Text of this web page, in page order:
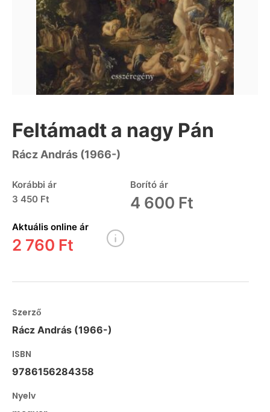
Feltámadt a nagy Pán
Rácz András (1966-)
Korábbi ár
3 450 Ft
Borító ár
4 600 Ft
Aktuális online ár
2 760 Ft
Szerző
Rácz András (1966-)
ISBN
9786156284358
Nyelv